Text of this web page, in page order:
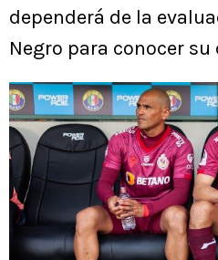
dependerá de la
Negro para conocer su